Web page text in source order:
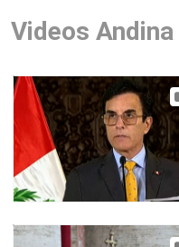
Videos Andina